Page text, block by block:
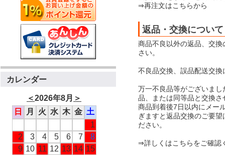
カレンダー
＜2026年8月 ＞
日
月 火 水 木 金 土
1
2
3 4 5 6 7
8
9 10 11 12 13 14 15
⇒再注文はこちらから
返品・交換について
商品不良以外の返品、交
さい。
不良品交換、誤品配送交
万一不良品等がございま
品、または同等品と交換
商品到着後7日以内にメー
ぎますと返品交換のご要
ださい。
⇒詳しくはこちらをご確認